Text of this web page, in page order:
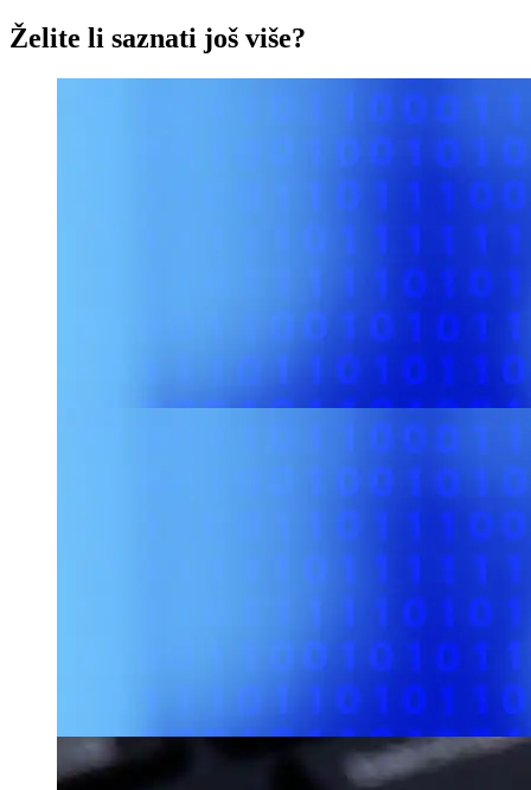
Želite li saznati još više?